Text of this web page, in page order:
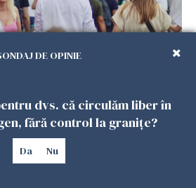
trimit în continuare
din 10 exclud revenirea în
DE OPINIE
dvs. că circulăm liber în
fără control la granițe?
Da Nu